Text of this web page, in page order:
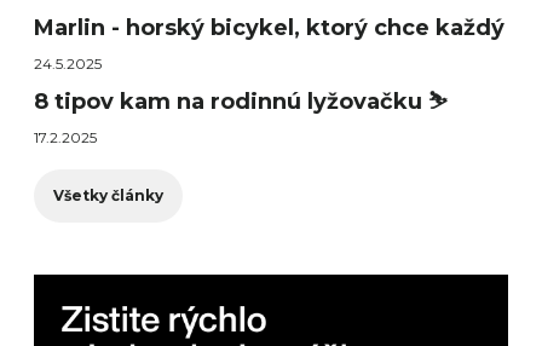
Marlin - horský bicykel, ktorý chce každý
24.5.2025
8 tipov kam na rodinnú lyžovačku ⛷️
17.2.2025
Všetky články